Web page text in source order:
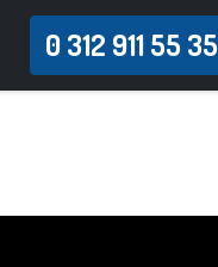
0 312 911 55 35